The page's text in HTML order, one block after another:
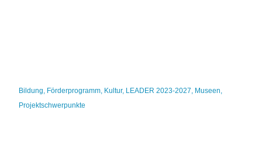
Bildung, Förderprogramm, Kultur, LEADER 2023-2027, Museen,
Projektschwerpunkte